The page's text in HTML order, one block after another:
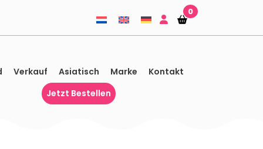
Einkaufskorb
Einkaufskorb
0
Verkauf Asiatisch Marke
Kontakt
Jetzt Bestellen